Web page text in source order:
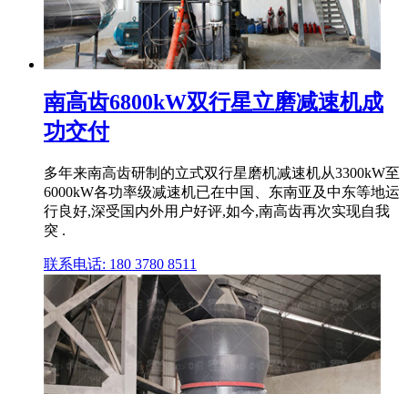
南高齿6800kW双行星立磨减速机成
功交付
多年来南高齿研制的立式双行星磨机减速机从3300kW至
6000kW各功率级减速机已在中国、东南亚及中东等地运
行良好,深受国内外用户好评,如今,南高齿再次实现自我
突 .
联系电话: 180 3780 8511